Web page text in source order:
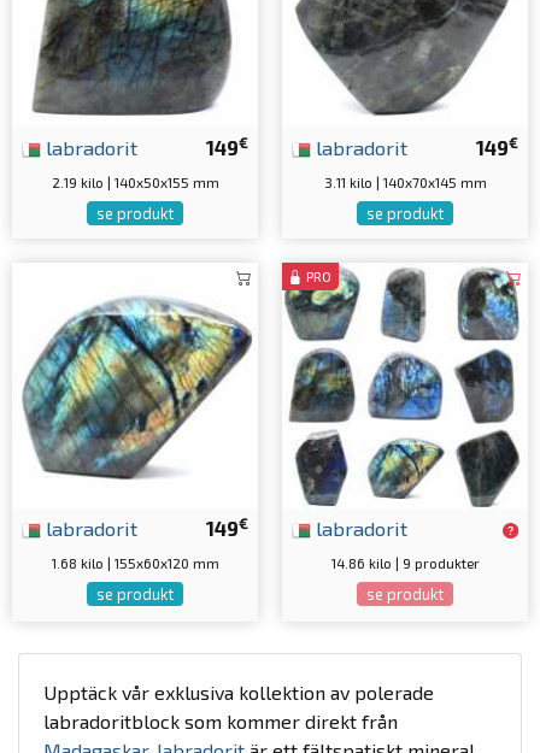
149€
labradorit
2.19 kilo | 140x50x155 mm
se produkt
149€
labradorit
3.11 kilo | 140x70x145 mm
se produkt
149€
labradorit
1.68 kilo | 155x60x120 mm
se produkt
PRO
labradorit
14.86 kilo | 9 produkter
se produkt
Upptäck vår exklusiva kollektion av polerade
labradoritblock som kommer direkt från